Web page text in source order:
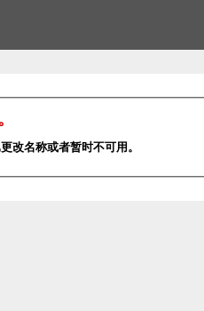
改名称或者暂时不可用。